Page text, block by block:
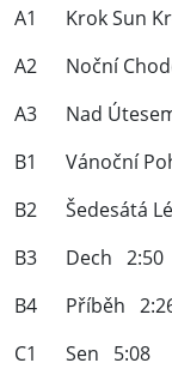
A1 Krok Sun
A2 Noční
A3 Nad
B1 Vánoční
B2 Šedesátá
B3 Dech 2:50
B4 Příběh
C1 Sen 5:08